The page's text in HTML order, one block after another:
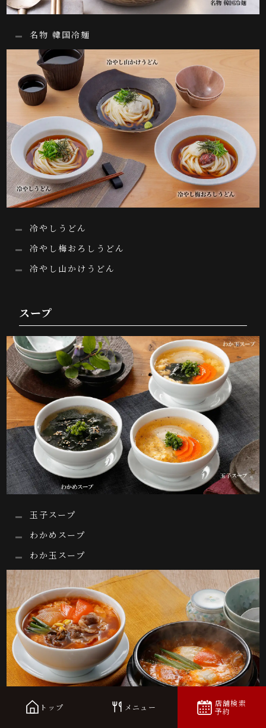
名物 韓国冷麺
冷やしうどん
冷やし梅おろしうどん
冷やし山かけうどん
スープ
玉子スープ
わかめスープ
わか玉スープ
トップ メニュー
店舗検索
予約